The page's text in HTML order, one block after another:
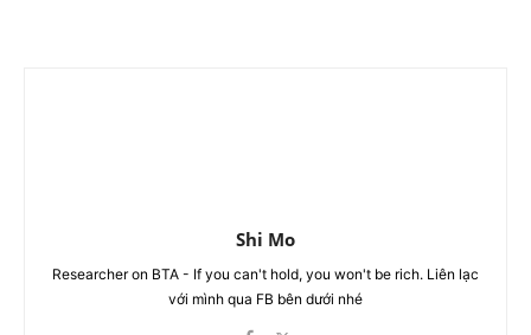
Shi Mo
Researcher on BTA - If you can't hold, you won't be rich. Liên lạc
với mình qua FB bên dưới nhé